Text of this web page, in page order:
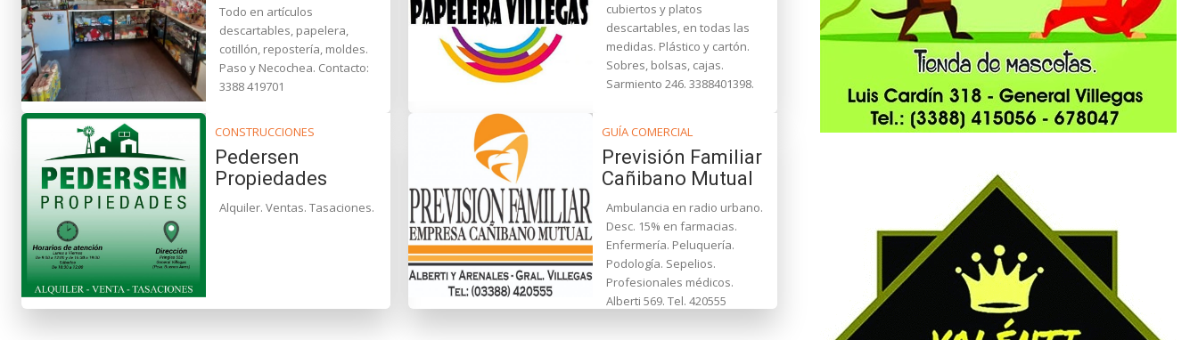
Todo en artículos
descartables, papelera,
cotillón, repostería, moldes.
Paso y Necochea. Contacto:
3388 419701
cubiertos y platos
descartables, en todas las
medidas. Plástico y cartón.
Sobres, bolsas, cajas.
Sarmiento 246. 3388401398.
CONSTRUCCIONES
Pedersen
Propiedades
Alquiler. Ventas. Tasaciones.
GUÍA COMERCIAL
Previsión Familiar
Cañibano Mutual
Ambulancia en radio urbano.
Desc. 15% en farmacias.
Enfermería. Peluquería.
Podología. Sepelios.
Profesionales médicos.
Alberti 569. Tel. 420555